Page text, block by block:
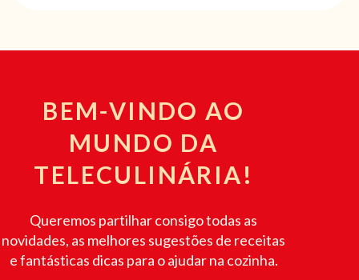
BEM-VINDO AO
MUNDO DA
TELECULINÁRIA!
Queremos partilhar consigo todas as
novidades, as melhores sugestões de receitas
e fantásticas dicas para o ajudar na cozinha.